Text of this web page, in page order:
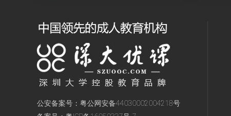
公安备案号： 粤公网安备44030002004218号